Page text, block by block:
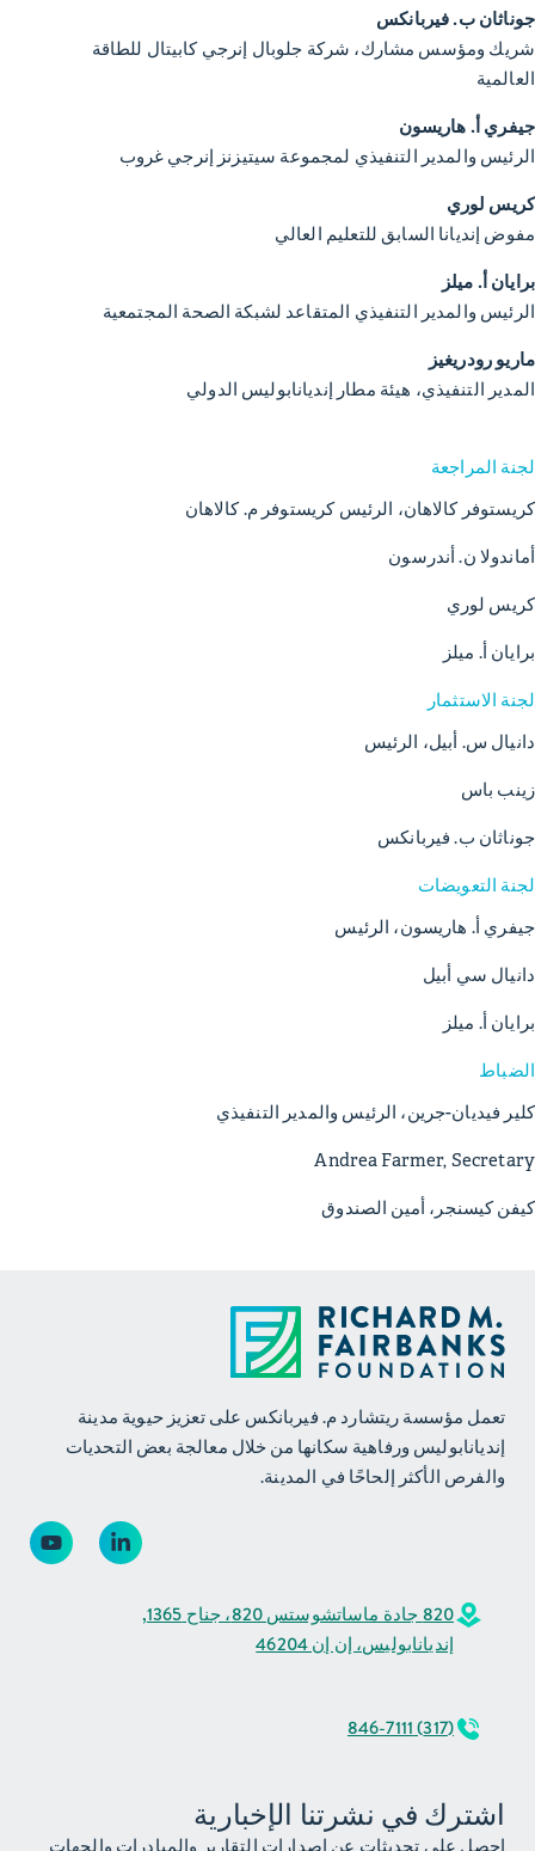
جوناثان ب. فيربانكس
شريك ومؤسس مشارك، شركة جلوبال إنرجي كابيتال للطاقة
العالمية
جيفري أ. هاريسون
الرئيس والمدير التنفيذي لمجموعة سيتيزنز إنرجي غروب
كريس لوري
مفوض إنديانا السابق للتعليم العالي
برايان أ. ميلز
الرئيس والمدير التنفيذي المتقاعد لشبكة الصحة المجتمعية
ماريو رودريغيز
المدير التنفيذي، هيئة مطار إنديانابوليس الدولي
لجنة المراجعة
كريستوفر كالاهان، الرئيس كريستوفر م. كالاهان
أماندولا ن. أندرسون
كريس لوري
برايان أ. ميلز
لجنة الاستثمار
دانيال س. أبيل، الرئيس
زينب باس
جوناثان ب. فيربانكس
لجنة التعويضات
جيفري أ. هاريسون، الرئيس
دانيال سي أبيل
برايان أ. ميلز
الضباط
كلير فيديان-جرين، الرئيس والمدير التنفيذي
Andrea Farmer, Secretary
كيفن كيسنجر، أمين الصندوق
تعمل مؤسسة ريتشارد م. فيربانكس على تعزيز حيوية مدينة
إنديانابوليس ورفاهية سكانها من خلال معالجة بعض التحديات
والفرص الأكثر إلحاحًا في المدينة.
820 جادة ماساتشوستس 820، جناح 1365,
إنديانابوليس، إن إن 46204
(317) 846-7111
اشترك في نشرتنا الإخبارية
احصل على تحديثات عن إصدارات التقارير والمبادرات والجهات